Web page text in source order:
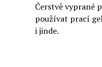
Čerstvě vyprané
používat prací
i jinde.